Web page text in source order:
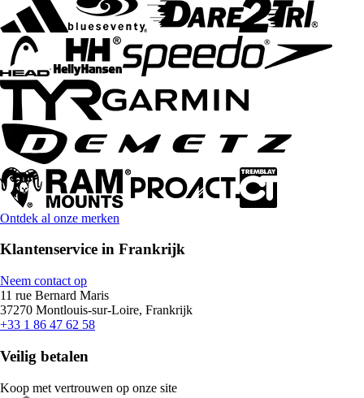
Ontdek al onze merken
Klantenservice in Frankrijk
Neem contact op
11 rue Bernard Maris
37270 Montlouis-sur-Loire, Frankrijk
+33 1 86 47 62 58
Veilig betalen
Koop met vertrouwen op onze site